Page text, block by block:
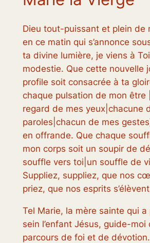
Dieu tout-puissant et plein de
en ce matin qui s’annonce
ta divine lumière, je viens à
modestie. Que cette nouvelle
profile soit consacrée à ta
chaque pulsation de mon être
regard de mes yeux|chacune
paroles|chacun de mes
en offrande. Que chaque
mon corps soit un soupir de
souffle vers toi|un souffle de
Suppliez, suppliez, que nos
priez, que nos esprits
Tel Marie, la mère sainte qui
sein l’enfant Jésus, guide-moi
parcours de foi et de